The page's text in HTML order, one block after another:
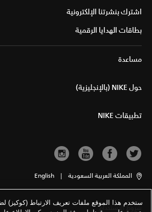
اشترك بنشرتنا الإلكترونية
بطاقات الهدايا الرقمية
مساعدة
حول NIKE (بالإنجليزية)
تطبيقات NIKE
المملكة العربية السعودية |
English
شروط الاستخدام
ستخدم هذا الموقع ملفات تعريف الارتباط